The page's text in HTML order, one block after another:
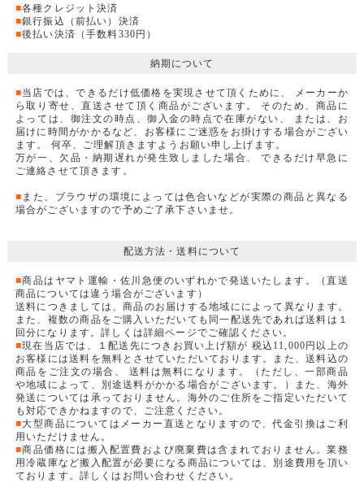
■各種クレジット決済
■銀行振込（前払い）決済
■後払い決済（手数料330円）
納期について
■当店では、できるだけ低価格を実現させて頂くために、 メーカーか
ら取り寄せ、直送させて頂く商品がございます。 そのため、商品に
よっては、御注文の時点、御入金の時点で在庫がない、 または、お
届けに時間がかかるなど、お客様にご迷惑をお掛けする場合がござい
ます。 何卒、ご理解頂きますようお願い申し上げます。
万が一、欠品・納期遅れが発生致しました場合、 できるだけ早急に
ご連絡させて頂きます。
■ また、ブラウザの環境によっては色合いなどが実際の商品と異なる
場合がございますので予めご了承下さいませ。
配送方法・送料について
■商品はヤマト運輸・佐川急便のいずれかで発送いたします。（直送
商品については違う場合がございます）
送料につきましては、商品のお届けする地域にによって異なります。
また、複数の商品をご購入いただいても同一配送先であれば送料は１
回分になります。詳しくは詳細ページでご確認ください。
■現在当店では、１配送先につきお買い上げ額が 税込11,000円以上の
お客様には送料を無料とさせていただいております。また、送料込の
商品をご注文の場合、 送料は無料になります。（ただし、一部商品
や地域によって、別途送料がかかる場合がございます。）また、海外
発送については承っておりません。海外のご住所をご指定いただいて
も対応できかねますので、ご注意ください。
■大型商品についてはメーカー直送となりますので、代金引換はご利
用いただけません。
■商品価格には搬入配置費および廃棄費は含まれておりません。業務
用冷蔵庫など搬入配置が必要になる商品については、別途費用を頂い
ております。詳しくはお問い合わせください。